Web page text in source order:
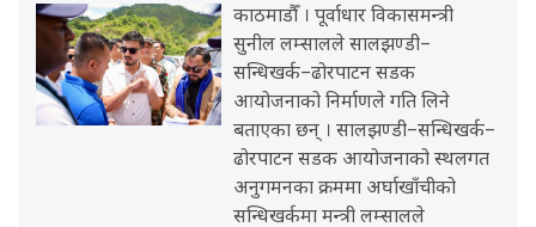
काठमाडौँ । पूर्वाधार विकासमन्त्री
सुनील लम्सालले सालझण्डी–
सन्धिखर्क–ढोरपाटन सडक
आयोजनाको निर्माणले गति लिने
बताएका छन् । सालझण्डी–सन्धिखर्क–
ढोरपाटन सडक आयोजनाको स्थलगत
अनुगमनका क्रममा अर्घाखाँचीको
सन्धिखर्कमा मन्त्री लम्सालले